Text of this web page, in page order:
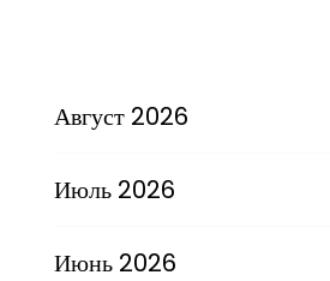
Август 2026
Июль 2026
Июнь 2026